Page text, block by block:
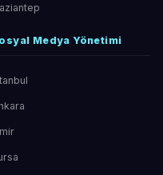
Medya Yönetimi